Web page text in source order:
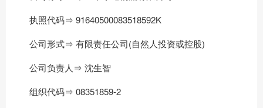
执照代码⇒ 91640500083518592K
公司形式⇒ 有限责任公司(自然人投资或控股)
公司负责人⇒ 沈生智
组织代码⇒ 08351859-2